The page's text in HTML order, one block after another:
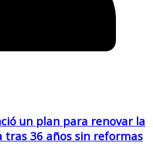
un plan para renovar la
tras 36 años sin reformas